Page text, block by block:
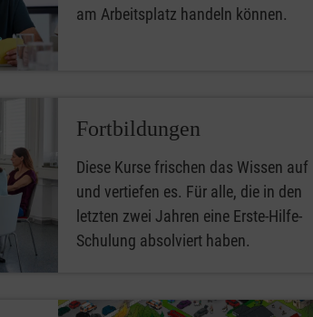
am Arbeitsplatz handeln können.
Fortbildungen
Diese Kurse frischen das Wissen auf
und vertiefen es. Für alle, die in den
letzten zwei Jahren eine Erste-Hilfe-
Schulung absolviert haben.